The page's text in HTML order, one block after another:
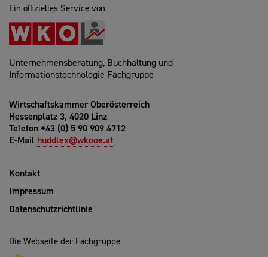
Ein offizielles Service von
Unternehmensberatung, Buchhaltung und
Informationstechnologie Fachgruppe
Wirtschaftskammer Oberösterreich
Hessenplatz 3, 4020 Linz
Telefon +43 (0) 5 90 909 4712
E-Mail huddlex@wkooe.at
Kontakt
Impressum
Datenschutzrichtlinie
Die Webseite der Fachgruppe